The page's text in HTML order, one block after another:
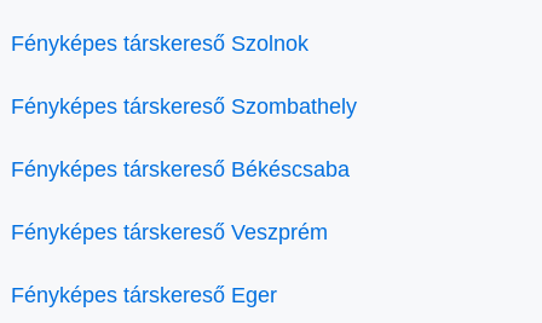
Fényképes társkereső Szolnok
Fényképes társkereső Szombathely
Fényképes társkereső Békéscsaba
Fényképes társkereső Veszprém
Fényképes társkereső Eger